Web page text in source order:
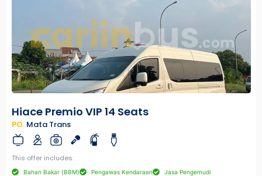
Hiace Premio VIP 14 Seats
PO. Mata Trans
This offer includes:
Bahan Bakar (BBM) Pengawas Kendaraan Jasa Pengemudi